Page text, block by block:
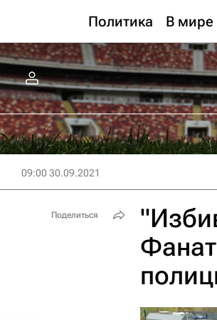
Политика В мире
09:00 30.09.2021
Поделиться